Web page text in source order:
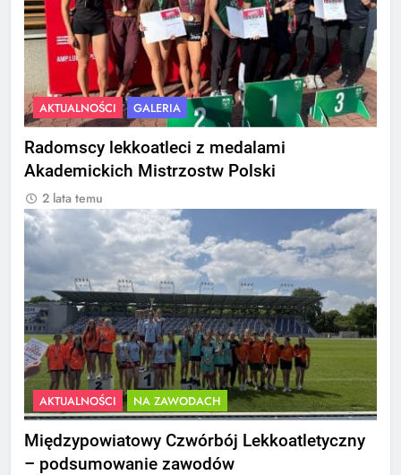
AKTUALNOŚCI GALERIA
Radomscy lekkoatleci z medalami
Akademickich Mistrzostw Polski
2 lata temu
AKTUALNOŚCI NA ZAWODACH
Międzypowiatowy Czwórbój Lekkoatletyczny
– podsumowanie zawodów